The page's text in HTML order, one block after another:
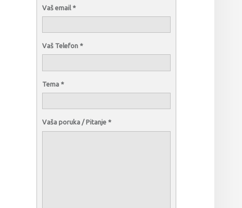
Vaš email *
Vaš Telefon *
Tema *
Vaša poruka / Pitanje *